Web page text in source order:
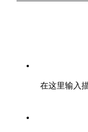
在这里输入